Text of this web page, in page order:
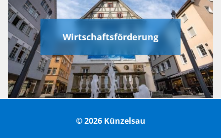
Wirtschaftsförderung
© 2026 Künzelsau